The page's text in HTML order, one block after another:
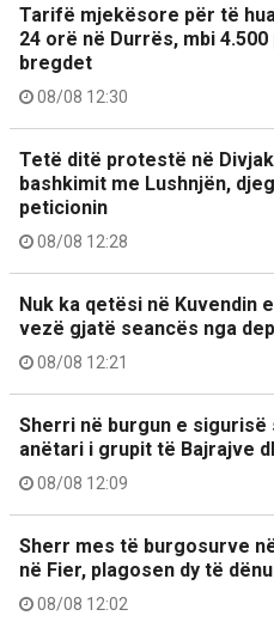
Tarifë mjekësore për të
24 orë në Durrës, mbi
bregdet
08/08 12:30
Tetë ditë protestë në
bashkimit me Lushnjën,
peticionin
08/08 12:28
Nuk ka qetësi në Kuvendin
vezë gjatë seancës nga
08/08 12:21
Sherri në burgun e
anëtari i grupit të Bajrajve
08/08 12:09
Sherr mes të burgosurve
në Fier, plagosen dy të
08/08 12:02